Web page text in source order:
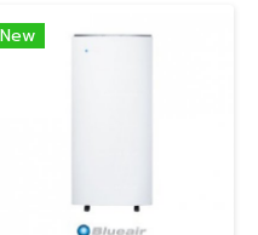
New